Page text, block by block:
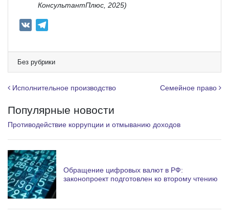
КонсультантПлюс, 2025)
e
g
r
m
Без рубрики
Навигация по записям
Исполнительное производство Семейное право
Популярные новости
Противодействие коррупции и отмыванию доходов
Обращение цифровых валют в РФ:
законопроект подготовлен ко второму чтению